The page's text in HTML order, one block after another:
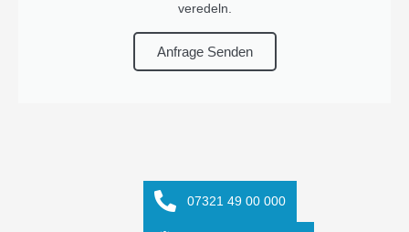
veredeln.
Anfrage Senden
Unser Team
07321 49 00 000